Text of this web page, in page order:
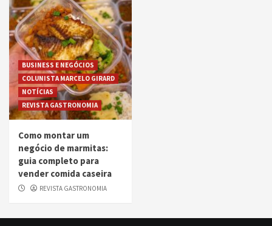
BUSINESS E NEGÓCIOS
COLUNISTA MARCELO GIRARD
NOTÍCIAS
REVISTA GASTRONOMIA
Como montar um
negócio de marmitas:
guia completo para
vender comida caseira
REVISTA GASTRONOMIA